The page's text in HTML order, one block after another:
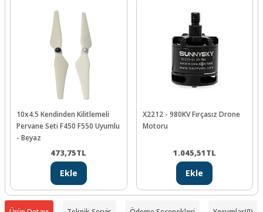
10x4.5 Kendinden Kilitlemeli
Pervane Seti F450 F550 Uyumlu
- Beyaz
473,75TL
Ekle
X2212 - 980KV Fırçasız Drone
Motoru
1.045,51TL
Ekle